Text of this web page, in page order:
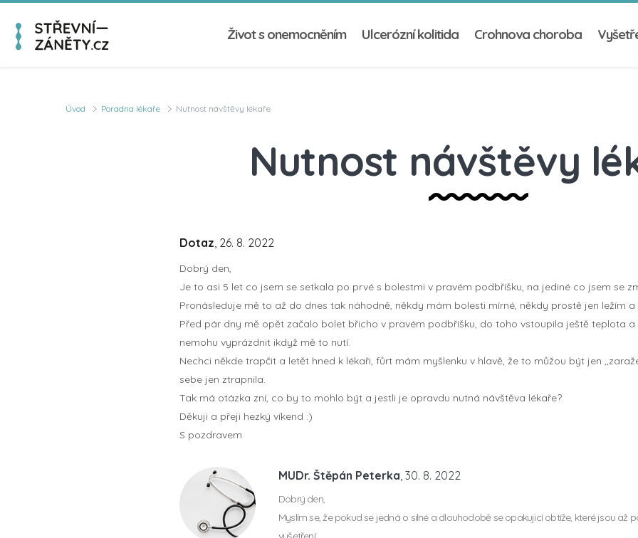
Život s onemocněním Ulcerózní kolitida Crohnova choroba
Úvod Poradna lékaře Nutnost návštěvy lékaře
Nutnost návštěvy
Dotaz, 26. 8. 2022
Dobrý den,
Je to asi 5 let co jsem se setkala po prvé s bolestmi v pravém podbříšku, na jediné co jsem se
Pronásleduje mě to až do dnes tak náhodně, někdy mám bolesti mírné, někdy prostě jen ležím a
Před pár dny mě opět začalo bolet břicho v pravém podbříšku, do toho vstoupila ještě teplota a
nemohu vyprázdnit ikdyž mě to nutí.
Nechci někde trapčit a letět hned k lékaři, fůrt mám myšlenku v hlavě, že to můžou být jen
sebe jen ztrapnila.
Tak má otázka zní, co by to mohlo být a jestli je opravdu nutná návštěva lékaře?
Děkuji a přeji hezký víkend :)
S pozdravem
MUDr. Štěpán Peterka , 30. 8. 2022
Dobrý den,
Myslím se, že pokud se jedná o silné a dlouhodobě se opakujicí obtíže, které jsou až